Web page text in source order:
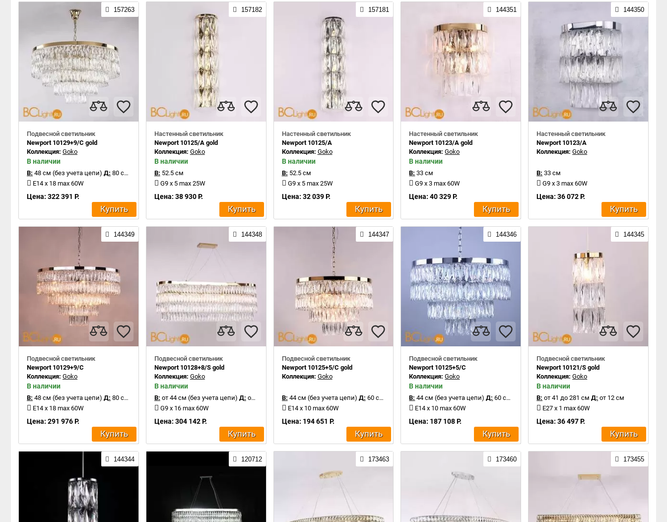
157263
Подвесной светильник
Newport 10129+9/C gold
Коллекция: Goko
В наличии
В: 48 см (без учета цепи) Д: 80 см
E14 x 18 max 60W
Цена: 322 391 Р.
Купить
157182
Настенный светильник
Newport 10125/A gold
Коллекция: Goko
В наличии
В: 52.5 см
G9 x 5 max 25W
Цена: 38 930 Р.
Купить
157181
Настенный светильник
Newport 10125/A
Коллекция: Goko
В наличии
В: 52.5 см
G9 x 5 max 25W
Цена: 32 039 Р.
Купить
144351
Настенный светильник
Newport 10123/A gold
Коллекция:Goko
В наличии
В: 33 см
G9 x 3 max 60W
Цена: 40 329 Р.
Купить
144350
Настенный светильник
Newport 10123/A
Коллекция:Goko
В: 33 см
G9 x 3 max 60W
Цена: 36 072 Р.
Купить
144349
Подвесной светильник
Newport 10129+9/C
Коллекция: Goko
В наличии
В: 48 см (без учета цепи) Д: 80 см
E14 x 18 max 60W
Цена: 291 976 Р.
Купить
144348
Подвесной светильник
Newport 10128+8/S gold
Коллекция: Goko
В наличии
В: от 44 см (без учета цепи) Д: от 122 см
G9 x 16 max 60W
Цена: 304 142 Р.
Купить
144347
Подвесной светильник
Newport 10125+5/C gold
Коллекция: Goko
В: 44 см (без учета цепи) Д: 60 см
E14 x 10 max 60W
Цена: 194 651 Р.
Купить
144346
Подвесной светильник
Newport 10125+5/C
Коллекция:Goko
В наличии
В: 44 см (без учета цепи) Д: 60 см
E14 x 10 max 60W
Цена: 187 108 Р.
Купить
144345
Подвесной светильник
Newport 10121/S gold
Коллекция:Goko
В наличии
В: от 41 до 281 см Д: от 12 см
E27 x 1 max 60W
Цена: 36 497 Р.
Купить
144344 120712 173463 173460 173455